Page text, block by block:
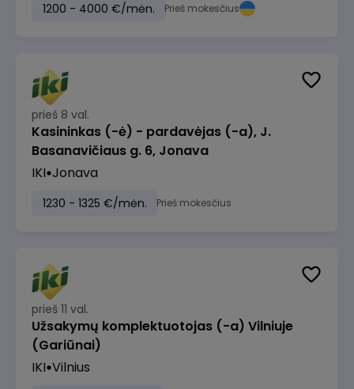
1200 - 4000 €/mėn. Prieš mokesčius
prieš 8 val.
Kasininkas (-ė) - pardavėjas (-a), J.
Basanavičiaus g. 6, Jonava
IKI Jonava
1230 - 1325 €/mėn. Prieš mokesčius
prieš 11 val.
Užsakymų komplektuotojas (-a) Vilniuje
(Gariūnai)
IKI Vilnius